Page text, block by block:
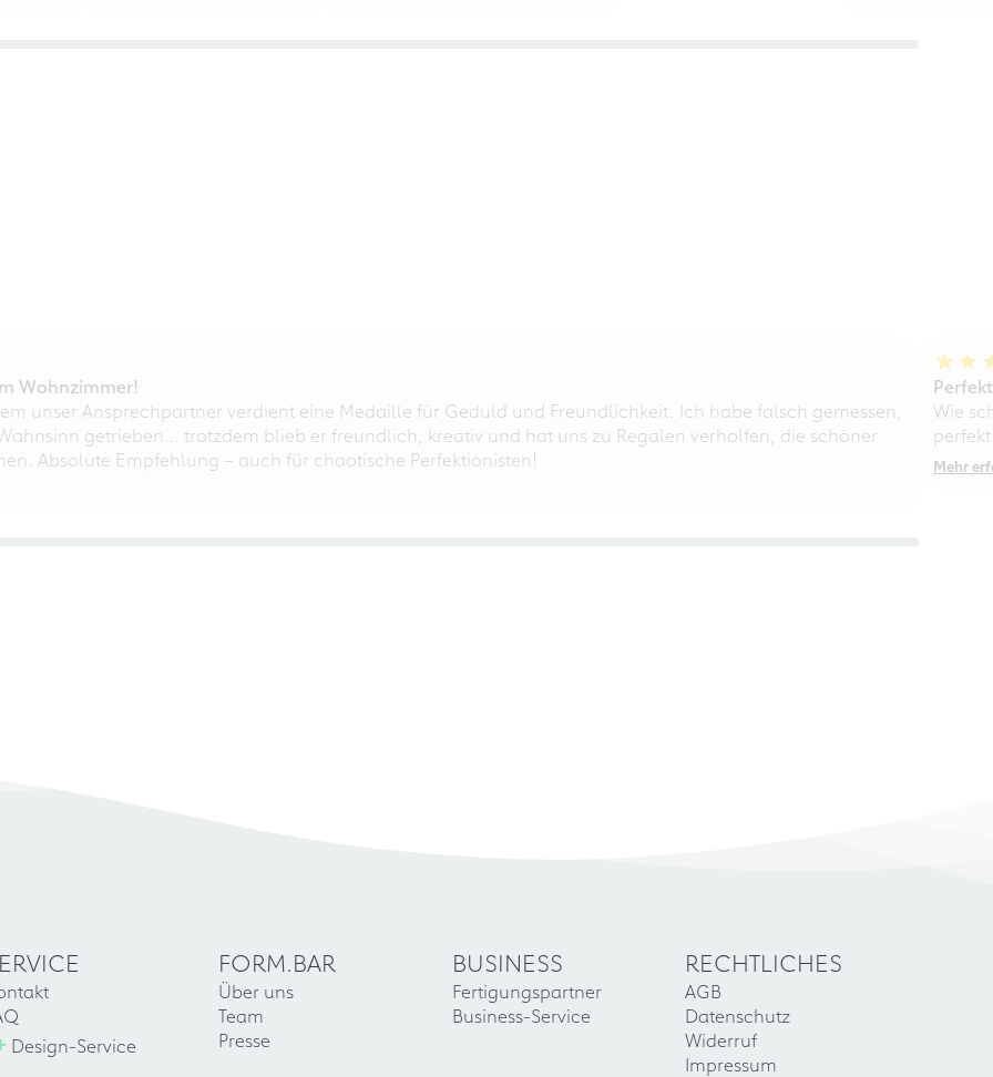
Wohnzimmer!
unser Ansprechpartner verdient eine Medaille für Geduld und Freundlichkeit. Ich habe falsch gemessen,
getrieben… trotzdem blieb er freundlich, kreativ und hat uns zu Regalen verholfen, die schöner
Absolute Empfehlung – auch für chaotische Perfektionisten!
Wie
Mehr
Design-Service
FORM.BAR
Über uns
Team
Presse
BUSINESS
Fertigungspartner
Business-Service
RECHTLICHES
AGB
Datenschutz
Widerruf
Impressum